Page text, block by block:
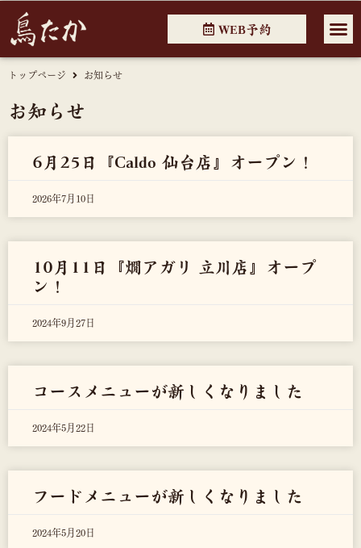
WEB予約
トップページ お知らせ
お知らせ
6月25日『Caldo 仙台店』オープン！
2026年7月10日
10月11日『燗アガリ 立川店』オープ
ン！
2024年9月27日
コースメニューが新しくなりました
2024年5月22日
フードメニューが新しくなりました
2024年5月20日